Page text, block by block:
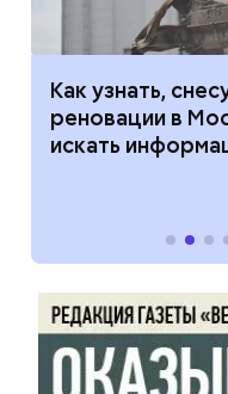
Как узнать,
реновации в
искать